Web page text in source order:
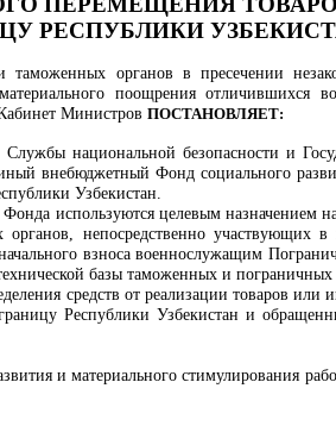
РЕСПУБЛИКИ
органов в пресечении
поощрения отличившихся
Министров ПОСТАНОВЛЯЕТ:
национальной безопасности и
внебюджетный Фонд социального
Узбекистан.
Фонда используются целевым назначением
непосредственно участвующих
взноса военнослужащим
базы таможенных и пограничных
средств от реализации товаров
Республики Узбекистан и
и материального стимулирования